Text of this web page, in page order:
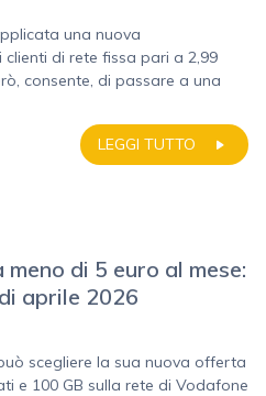
una nuova
di rete fissa pari a 2,99
consente, di passare a una
LEGGI TUTTO
di 5 euro al mese:
aprile 2026
scegliere la sua nuova offerta
e 100 GB sulla rete di Vodafone